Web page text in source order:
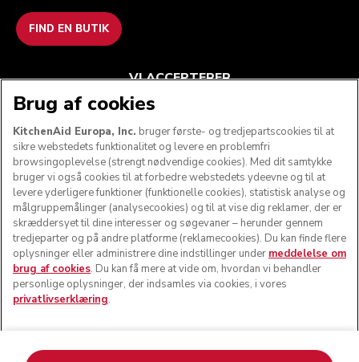
FIND EN BUTIK
VI ACCEPTERER
FØLG OS
KitchenAid og køkkenmaskinens design er varemærker i
Brug af cookies
KitchenAid Europa, Inc. bruger første- og tredjepartscookies til at
sikre webstedets funktionalitet og levere en problemfri
browsingoplevelse (strengt nødvendige cookies). Med dit samtykke
bruger vi også cookies til at forbedre webstedets ydeevne og til at
levere yderligere funktioner (funktionelle cookies), statistisk analyse og
målgruppemålinger (analysecookies) og til at vise dig reklamer, der er
skræddersyet til dine interesser og søgevaner – herunder gennem
tredjeparter og på andre platforme (reklamecookies). Du kan finde flere
oplysninger eller administrere dine indstillinger under meddelelse om
brug af cookies. Du kan få mere at vide om, hvordan vi behandler
personlige oplysninger, der indsamles via cookies, i vores
privatlivserklæring.